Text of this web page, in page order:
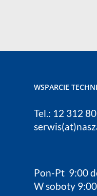
WSPARCIE
Tel.: 12 312
Pon-Pt 9:00
W soboty